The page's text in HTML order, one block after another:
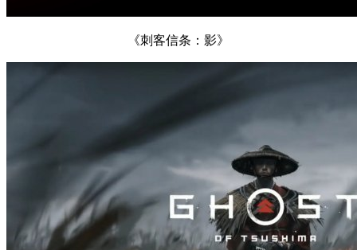
《刺客信条：影》